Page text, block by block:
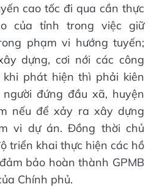
cao tốc đi qua cần thực
của tỉnh trong việc giữ
phạm vi hướng tuyến;
dựng, cơi nới các công
phát hiện thì phải kiên
đứng đầu xã, huyện
nếu để xảy ra xây dựng
vi dự án. Đồng thời chủ
triển khai thực hiện các hồ
bảo hoàn thành GPMB
Chính phủ.